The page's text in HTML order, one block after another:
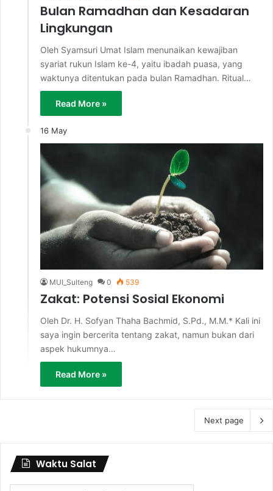
Bulan Ramadhan dan Kesadaran
Lingkungan
Oleh Syamsuri Umat Islam menunaikan kewajiban
syariat rukun Islam ke-4, yaitu ibadah puasa, yang
waktunya ditentukan pada bulan Ramadhan. Ritual…
Read More »
16 May
MUI_Sulteng 0 539
Zakat: Potensi Sosial Ekonomi
Oleh Dr. H. Sofyan Thaha Bachmid, S.Pd., M.M.* Kali ini
saya ingin bercerita tentang zakat, namun bukan dari
aspek hukumnya…
Read More »
Next page
Waktu Salat